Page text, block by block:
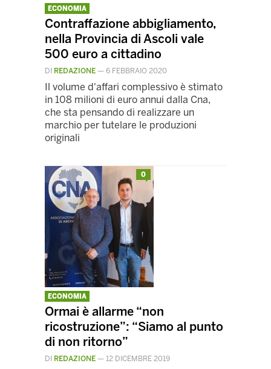
ECONOMIA
Contraffazione abbigliamento,
nella Provincia di Ascoli vale
500 euro a cittadino
DI REDAZIONE — 6 FEBBRAIO 2020
Il volume d'affari complessivo è stimato
in 108 milioni di euro annui dalla Cna,
che sta pensando di realizzare un
marchio per tutelare le produzioni
originali
0
ECONOMIA
Ormai è allarme “non
ricostruzione”: “Siamo al punto
di non ritorno”
DI REDAZIONE — 12 DICEMBRE 2019